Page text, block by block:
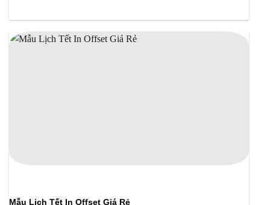
Mẫu Lịch Tết In Offset Giá Rẻ